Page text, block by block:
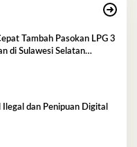
Tambah Pasokan LPG 3
di Sulawesi Selatan
dan Penipuan Digital